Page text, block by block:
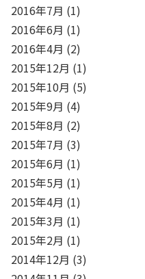
2016年7月 (1)
2016年6月 (1)
2016年4月 (2)
2015年12月 (1)
2015年10月 (5)
2015年9月 (4)
2015年8月 (2)
2015年7月 (3)
2015年6月 (1)
2015年5月 (1)
2015年4月 (1)
2015年3月 (1)
2015年2月 (1)
2014年12月 (3)